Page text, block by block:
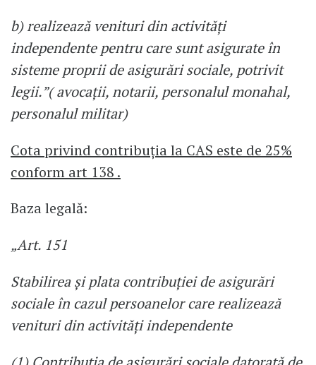
b) realizează venituri din activităţi
independente pentru care sunt asigurate în
sisteme proprii de asigurări sociale, potrivit
legii.”( avocaţii, notarii, personalul monahal,
personalul militar)
Cota privind contribuția la CAS este de 25%
conform art 138 .
Baza legală:
„Art. 151
Stabilirea şi plata contribuţiei de asigurări
sociale în cazul persoanelor care realizează
venituri din activităţi independente